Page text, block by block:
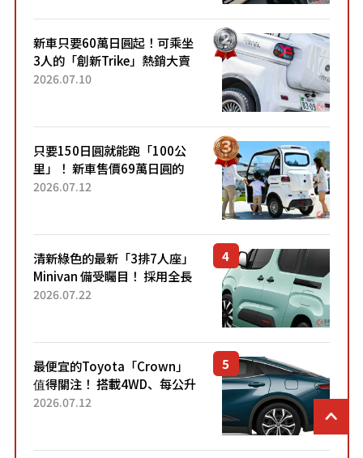
新車只要60萬日圓起！可乘坐
3人的「創新Trike」熱銷大賣
成為人氣車款！「養車成本真
2026.07.10
只要150日圓就能跑「100公
里」！ 新車售價69萬日圓的
「3人座」Trike大受歡迎！ 順
2026.07.12
清新綠色的最新「3排7人座」
Minivan 備受矚目！ 採用全長
4.7公尺剛剛好的車身尺寸與
2026.07.22
最便宜的Toyota「Crown」
值得關注！ 搭載4WD、每公升
22.4公里低油耗表現超亮眼！
2026.07.12